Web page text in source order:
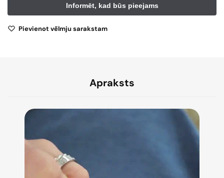
Pievienot vēlmju sarakstam
Apraksts